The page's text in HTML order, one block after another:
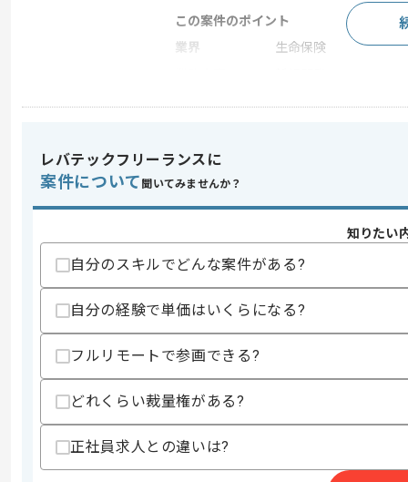
この案件のポイント
業界
生命保険
スキル
(1)(2)どちらかの要件を満たしている方
(1)
・Git の使用経験
(2)
・PHP 開発経験2年以上
・Git の使用経験
・画面定義書、基本設計書の作成経験
・バッチ定義書の作成経験
レバテックフリーランスに
案件について 聞いてみませんか？
知りたい
自分のスキルでどんな案件がある?
自分の経験で単価はいくらになる?
フルリモートで参画できる?
どれくらい裁量権がある?
正社員求人との違いは?